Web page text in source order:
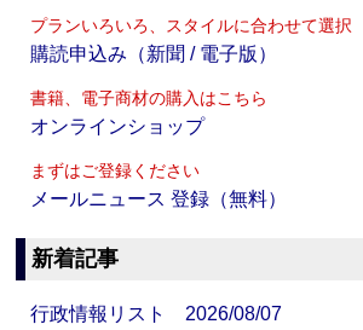
プランいろいろ、スタイルに合わせて選択
購読申込み（新聞 / 電子版）
書籍、電子商材の購入はこちら
オンラインショップ
まずはご登録ください
メールニュース 登録（無料）
新着記事
行政情報リスト 2026/08/07